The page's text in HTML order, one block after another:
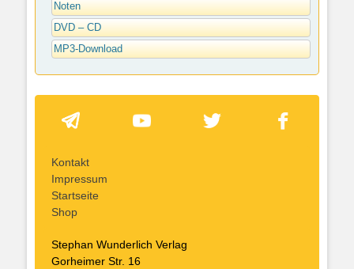
Noten
DVD – CD
MP3-Download
Kontakt
Impressum
Startseite
Shop
Stephan Wunderlich Verlag
Gorheimer Str. 16